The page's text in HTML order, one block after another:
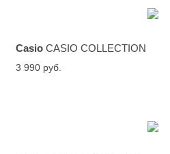
Casio CASIO COLLECTION
3 990 руб.